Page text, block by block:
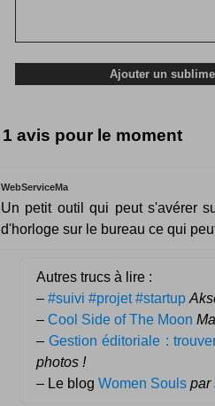
1 avis pour le moment
WebServiceMa
Un petit outil qui peut s'avérer
d'horloge sur le bureau ce qui
Autres trucs à lire :
– #suivi #projet #startup
– Cool Side of The Moon
–Gestion éditoriale :
photos !
– Le blog Women Souls par